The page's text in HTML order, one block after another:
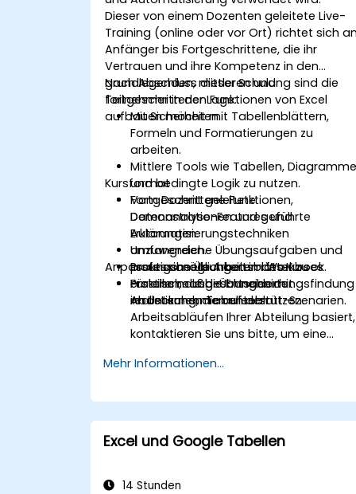
Dieser von einem Dozenten geleitete Live-
Training (online oder vor Ort) richtet sich an
Anfänger bis Fortgeschrittene, die ihr
Vertrauen und ihre Kompetenz in den
grundlegenden, mittleren und
fortgeschrittenen Funktionen von Excel
aufbauen möchten.
Nach Abschluss dieser Schulung sind die
Teilnehmer in der Lage:
Mit Sicherheit mit Tabellenblättern,
Formeln und Formatierungen zu
arbeiten.
Mittlere Tools wie Tabellen, Diagramme
und bedingte Logik zu nutzen.
Fortgeschrittene Funktionen,
Datenanalyse-Features und
Automatisierungstechniken
anzuwenden.
Professionelle Arbeitsblätter zu
erstellen, die die Entscheidungsfindung
im Unternehmen unterstützen.
Kursformat
Vom Dozent geleitete
Demonstrationen und geführte
Erklärungen.
Umfangreiche Übungsaufgaben und
praktische Übungen im Workbook.
Praktische Lab-Übungen mit
realistischen Tabellenblatt-Szenarien.
Anpassungsmöglichkeiten des Kurses
Für eine maßgeschneiderte
Abdeckung, die auf den
Arbeitsabläufen Ihrer Abteilung basiert,
kontaktieren Sie uns bitte, um eine
vereinbaren.
Mehr Informationen...
Excel und Google Tabellen
14 Stunden